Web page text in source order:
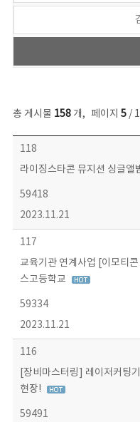
총 게시물 158개, 페이지 5/
콘텐츠이슈 목록 - 번호, 제목, 작성자, 파일, 조회수, 작성일 정보 제공
118
라이징스타콘 뮤지션 싱글앨
59418
2023.11.21
117
교육기관 연계사업 [이모티
스고등학교
59334
2023.11.21
116
[장비마스터링] 레이저커팅
현장!
59491